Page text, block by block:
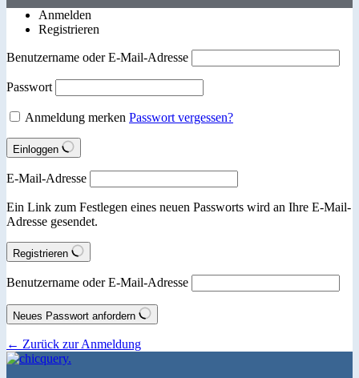
Anmelden
Registrieren
Benutzername oder E-Mail-Adresse
Passwort
Anmeldung merken Passwort vergessen?
Einloggen
E-Mail-Adresse
Ein Link zum Festlegen eines neuen Passworts wird an Ihre E-Mail-
Adresse gesendet.
Registrieren
Benutzername oder E-Mail-Adresse
Neues Passwort anfordern
← Zurück zur Anmeldung